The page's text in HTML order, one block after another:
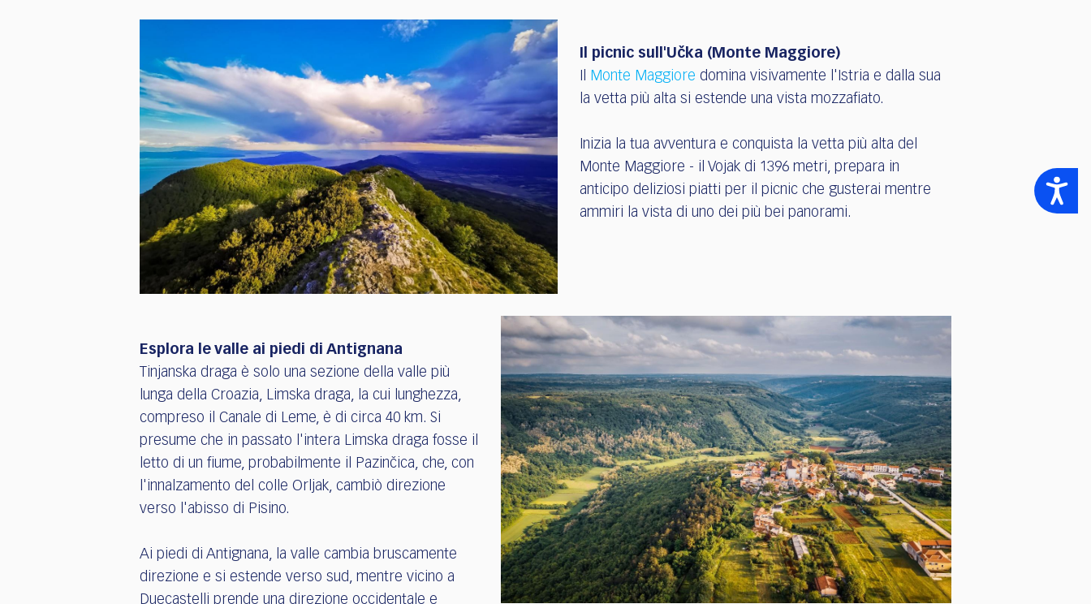
Accessibility
Il picnic sull'Učka (Monte Maggiore)
Monte Maggiore domina visivamente l'Istria e dalla sua
la vetta più alta si estende una vista mozzafiato.
Inizia la tua avventura e conquista la vetta più alta del
Monte Maggiore - il Vojak di 1396 metri, prepara in
anticipo deliziosi piatti per il picnic che gusterai mentre
ammiri la vista di uno dei più bei panorami.
Esplora le valle ai piedi di Antignana
Tinjanska draga è solo una sezione della valle più
lunga della Croazia, Limska draga, la cui lunghezza,
compreso il Canale di Leme, è di circa 40 km. Si
presume che in passato l'intera Limska draga fosse il
letto di un fiume, probabilmente il Pazinčica, che, con
l'innalzamento del colle Orljak, cambiò direzione
verso l'abisso di Pisino.
Ai piedi di Antignana, la valle cambia bruscamente
direzione e si estende verso sud, mentre vicino a
Duecastelli prende una direzione occidentale e